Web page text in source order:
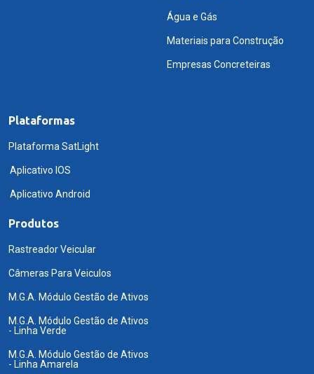
Água e Gás
Materiais para Construção
Empresas Concreteiras
Plataformas
Plataforma SatLight
Aplicativo IOS
Aplicativo Android
Produtos
Rastreador Veicular
Câmeras Para Veiculos
M.G.A. Módulo Gestão de Ativos
M.G.A. Módulo Gestão de Ativos
- Linha Verde
M.G.A. Módulo Gestão de Ativos
- Linha Amarela